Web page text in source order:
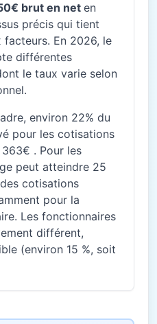
brut en neten
précis qui tient
En 2026, le
différentes
le taux varie selon
environ 22% du
pour les cotisations
. Pour les
peut atteindre 25
cotisations
pour la
Les fonctionnaires
différent,
(environ 15 %, soit